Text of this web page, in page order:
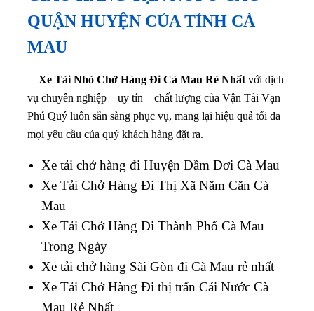
QUẬN HUYỆN CỦA TỈNH CÀ
MAU
Xe Tải Nhỏ Chở Hàng Đi Cà Mau Rẻ Nhất với dịch
vụ chuyên nghiệp – uy tín – chất lượng của Vận Tải Vạn
Phú Quý luôn sẵn sàng phục vụ, mang lại hiệu quả tối đa
mọi yêu cầu của quý khách hàng đặt ra.
Xe tải chở hàng đi Huyện Đầm Dơi Cà Mau
Xe Tải Chở Hàng Đi Thị Xã Năm Căn Cà
Mau
Xe Tải Chở Hàng Đi Thành Phố Cà Mau
Trong Ngày
Xe tải chở hàng Sài Gòn đi Cà Mau rẻ nhất
Xe Tải Chở Hàng Đi thị trấn Cái Nước Cà
Mau Rẻ Nhất